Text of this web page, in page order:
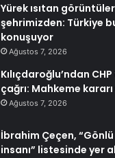
Yürek ısıtan
şehrimizden: Türkiye
konuşuyor
Ağustos 7, 2026
Kılıçdaroğlu’ndan
çağrı: Mahkeme
Ağustos 7, 2026
İbrahim Çeçen,
insanı” listesinde yer